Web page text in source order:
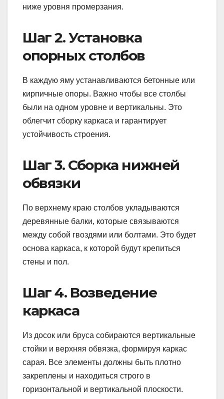
ниже уровня промерзания.
Шаг 2. Установка
опорных столбов
В каждую яму устанавливаются бетонные или
кирпичные опоры. Важно чтобы все столбы
были на одном уровне и вертикальны. Это
облегчит сборку каркаса и гарантирует
устойчивость строения.
Шаг 3. Сборка нижней
обвязки
По верхнему краю столбов укладываются
деревянные балки, которые связываются
между собой гвоздями или болтами. Это будет
основа каркаса, к которой будут крепиться
стены и пол.
Шаг 4. Возведение
каркаса
Из досок или бруса собираются вертикальные
стойки и верхняя обвязка, формируя каркас
сарая. Все элементы должны быть плотно
закреплены и находиться строго в
горизонтальной и вертикальной плоскости.